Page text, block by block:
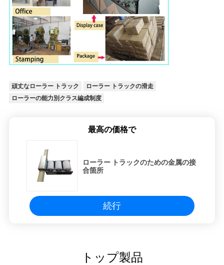
頑丈なローラー トラック
ローラー トラックの滑走
ローラーの能力別クラス編成制度
最高の価格で
ローラー トラックのための金属の接
合箇所
続行
トップ製品